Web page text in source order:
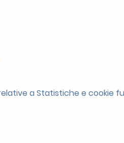
a Statistiche e cookie